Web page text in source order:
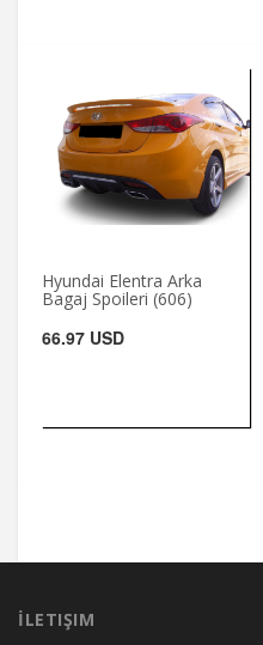
Hyundai Elentra Arka
Bagaj Spoileri (606)
66.97 USD
İLETIŞIM